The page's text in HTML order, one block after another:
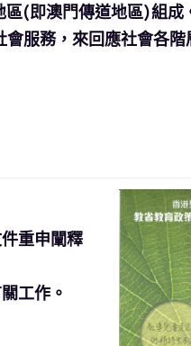
(即澳門傳道地區)組成
服務，來回應社會各階
重申闡釋
工作。